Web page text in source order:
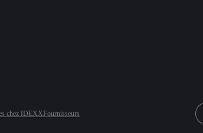
chez IDEXXFournisseurs